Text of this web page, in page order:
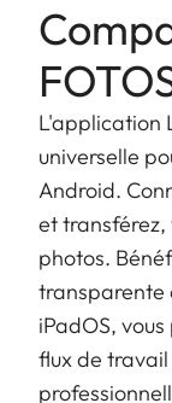
L'application
universelle
Android.
et transférez,
photos.
transparente
iPadOS,
flux de